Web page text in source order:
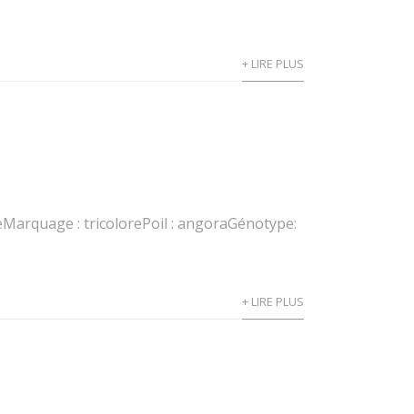
+ LIRE PLUS
: tricolorePoil : angoraGénotype:
+ LIRE PLUS